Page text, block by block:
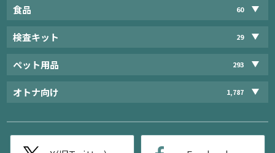
食品 60
検査キット 29
ペット用品 293
オトナ向け 1,787